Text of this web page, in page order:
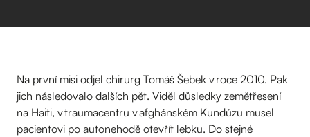
Na první misi odjel chirurg Tomáš Šebek v roce 2010. Pak
jich následovalo dalších pět. Viděl důsledky zemětřesení
na Haiti, v traumacentru v afghánském Kundúzu musel
pacientovi po autonehodě otevřít lebku. Do stejné